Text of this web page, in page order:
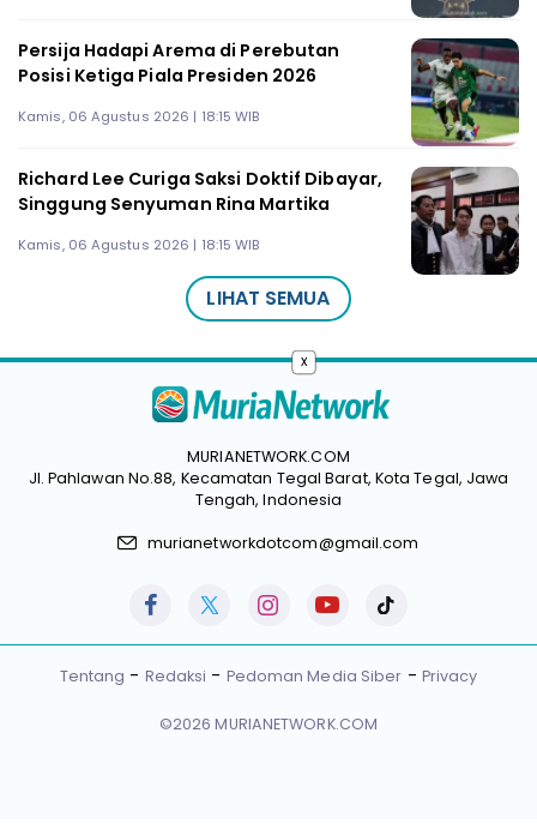
Persija Hadapi Arema di Perebutan
Posisi Ketiga Piala Presiden 2026
Kamis, 06 Agustus 2026 | 18:15 WIB
Richard Lee Curiga Saksi Doktif Dibayar,
Singgung Senyuman Rina Martika
Kamis, 06 Agustus 2026 | 18:15 WIB
LIHAT SEMUA
MURIANETWORK.COM
Jl. Pahlawan No.88, Kecamatan Tegal Barat, Kota Tegal, Jawa
Tengah, Indonesia
murianetworkdotcom@gmail.com
Tentang Redaksi Pedoman Media Siber Privacy
©2026 MURIANETWORK.COM
x